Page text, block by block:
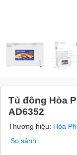
Tủ đông Hòa
AD6352
Thương hiệu: Hòa
So sánh